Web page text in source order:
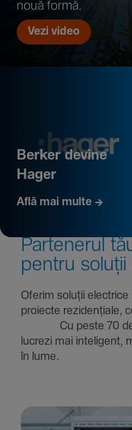
nouă formă.
Vezi video
Berker devine
Hager
Află mai multe
Parte­nerul
pentru soluții
Oferim soluții
proiecte
Cu peste 70 de
lucrezi mai inte­li­gent,
în lume.